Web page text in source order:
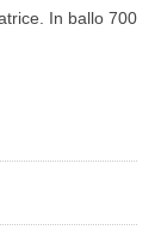
In ballo 700